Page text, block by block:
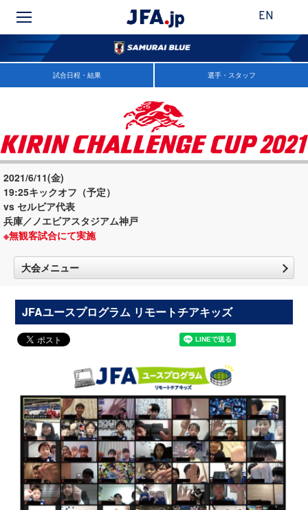
EN
試合日程・結果 選手・スタッフ
2021/6/11(金)
19:25キックオフ（予定）
vs セルビア代表
兵庫／ノエビアスタジアム神戸
※無観客試合にて実施
大会メニュー
JFAユースプログラム リモートチアキッズ